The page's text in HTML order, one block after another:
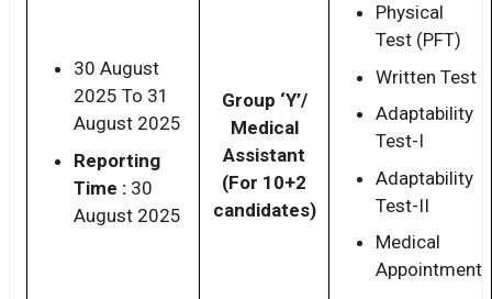
30 August
2025 To 31
August 2025
Reporting
Time : 30
August 2025
Group ‘Y’/
Medical
Assistant
(For 10+2
candidates)
Physical
Test (PFT)
Written Test
Adaptability
Test-I
Adaptability
Test-II
Medical
Appointment